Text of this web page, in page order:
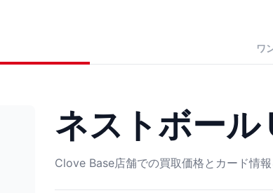
ワ
ネストボー
Clove Base店舗での買取価格とカード情報